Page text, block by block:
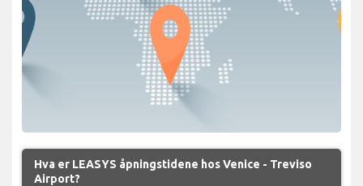
Hva er LEASYS åpningstidene hos Venice - Treviso
Airport?